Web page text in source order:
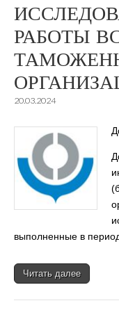
РАБОТЫ
20.03.2024
выполненные в
Читать далее